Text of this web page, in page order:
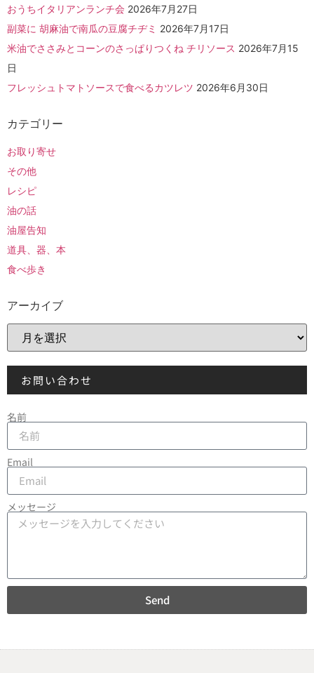
おうちイタリアンランチ会 2026年7月27日
副菜に 胡麻油で南瓜の豆腐チヂミ 2026年7月17日
米油でささみとコーンのさっぱりつくね チリソース 2026年7月15
日
フレッシュトマトソースで食べるカツレツ 2026年6月30日
カテゴリー
お取り寄せ
その他
レシピ
油の話
油屋告知
道具、器、本
食べ歩き
アーカイブ
お問い合わせ
名前
Email
メッセージ
Send